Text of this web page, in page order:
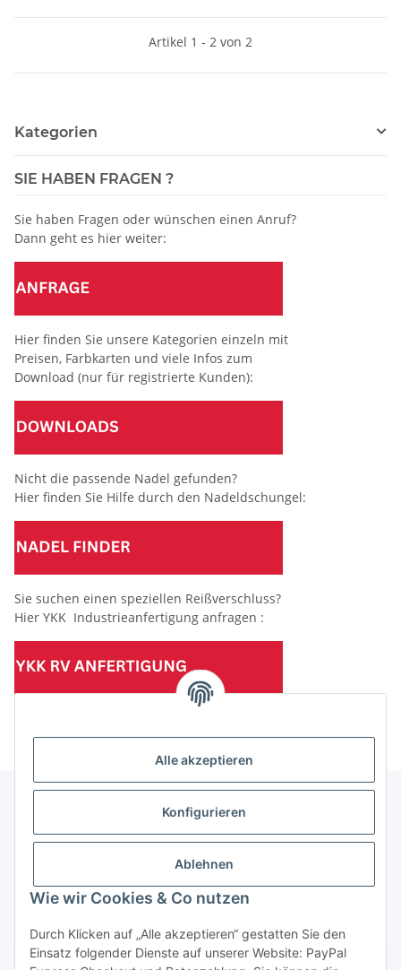
Alle akzeptieren
Konfigurieren
Ablehnen
Wie wir Cookies & Co nutzen
Durch Klicken auf „Alle akzeptieren“ gestatten Sie den
Einsatz folgender Dienste auf unserer Website: PayPal
Artikel 1 - 2 von 2
Kategorien
SIE HABEN FRAGEN ?
Sie haben Fragen oder wünschen einen Anruf?
Dann geht es hier weiter:
Hier finden Sie unsere Kategorien einzeln mit
Preisen, Farbkarten und viele Infos zum
Download (nur für registrierte Kunden):
Nicht die passende Nadel gefunden?
Hier finden Sie Hilfe durch den Nadeldschungel:
Sie suchen einen speziellen Reißverschluss?
Hier YKK Industrieanfertigung anfragen :
(Mindesttabnahmemenge 10 Stück je Länge und Farbe)
Informationen
Gesetzliche Informationen
Vertrag widerrufen